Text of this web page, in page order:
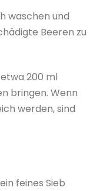
waschen und
Beeren zu
200 ml
bringen. Wenn
werden, sind
feines Sieb